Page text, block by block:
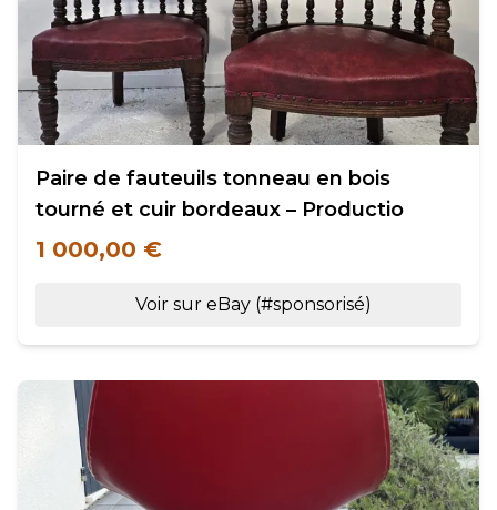
Paire de fauteuils tonneau en bois
tourné et cuir bordeaux – Productio
1 000,00 €
Voir sur eBay (#sponsorisé)